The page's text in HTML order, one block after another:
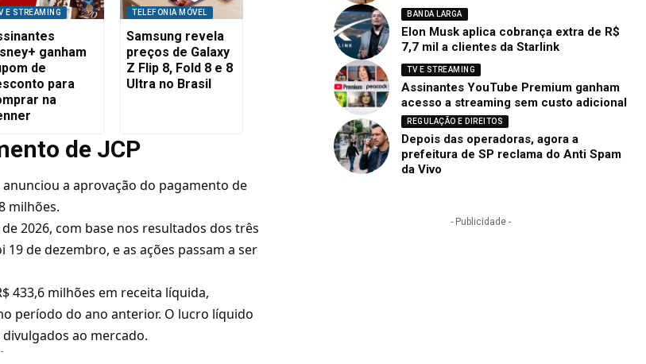
E STREAMING
ganham
de
para
na
TELEFONIA MÓVEL
Samsung revela
preços de Galaxy
Z Flip 8, Fold 8 e 8
Ultra no Brasil
de JCP
a aprovação do pagamento de
milhões.
2026, com base nos resultados dos três
de dezembro, e as ações passam a ser
433,6 milhões em receita líquida,
período do ano anterior. O lucro líquido
ao mercado.
BANDA LARGA
Elon Musk aplica cobrança extra de R$
7,7 mil a clientes da Starlink
TV E STREAMING
Assinantes YouTube Premium ganham
acesso a streaming sem custo adicional
REGULAÇÃO E DIREITOS
Depois das operadoras, agora a
prefeitura de SP reclama do Anti Spam
da Vivo
- Publicidade -